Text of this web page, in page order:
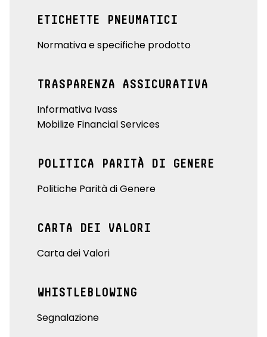
ETICHETTE PNEUMATICI
Normativa e specifiche prodotto
TRASPARENZA ASSICURATIVA
Informativa Ivass
Mobilize Financial Services
POLITICA PARITÀ DI GENERE
Politiche Parità di Genere
CARTA DEI VALORI
Carta dei Valori
WHISTLEBLOWING
Segnalazione